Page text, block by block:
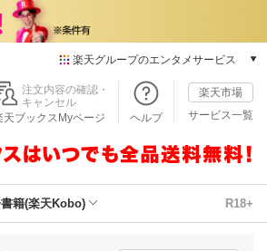
楽天グループのエンタメサービス
本/ゲーム/CD/DVD
楽天ブックス
楽天Kobo
注文内容の確認・
キャンセル
天ブックスMyページ
ヘルプ
楽天市場
サービス一覧
籍(楽天Kobo) R18+